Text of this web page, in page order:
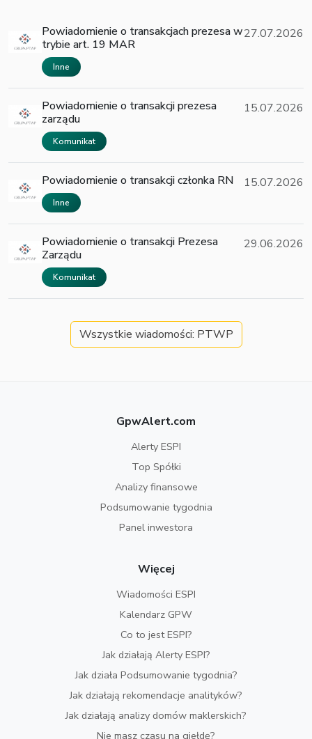
Powiadomienie o transakcjach prezesa w
trybie art. 19 MAR
Inne
27.07.2026
Powiadomienie o transakcji prezesa
zarządu
Komunikat
15.07.2026
Powiadomienie o transakcji członka RN
Inne
15.07.2026
Powiadomienie o transakcji Prezesa
Zarządu
Komunikat
29.06.2026
Wszystkie wiadomości: PTWP
GpwAlert.com
Alerty ESPI
Top Spółki
Analizy finansowe
Podsumowanie tygodnia
Panel inwestora
Więcej
Wiadomości ESPI
Kalendarz GPW
Co to jest ESPI?
Jak działają Alerty ESPI?
Jak działa Podsumowanie tygodnia?
Jak działają rekomendacje analityków?
Jak działają analizy domów maklerskich?
Nie masz czasu na giełdę?